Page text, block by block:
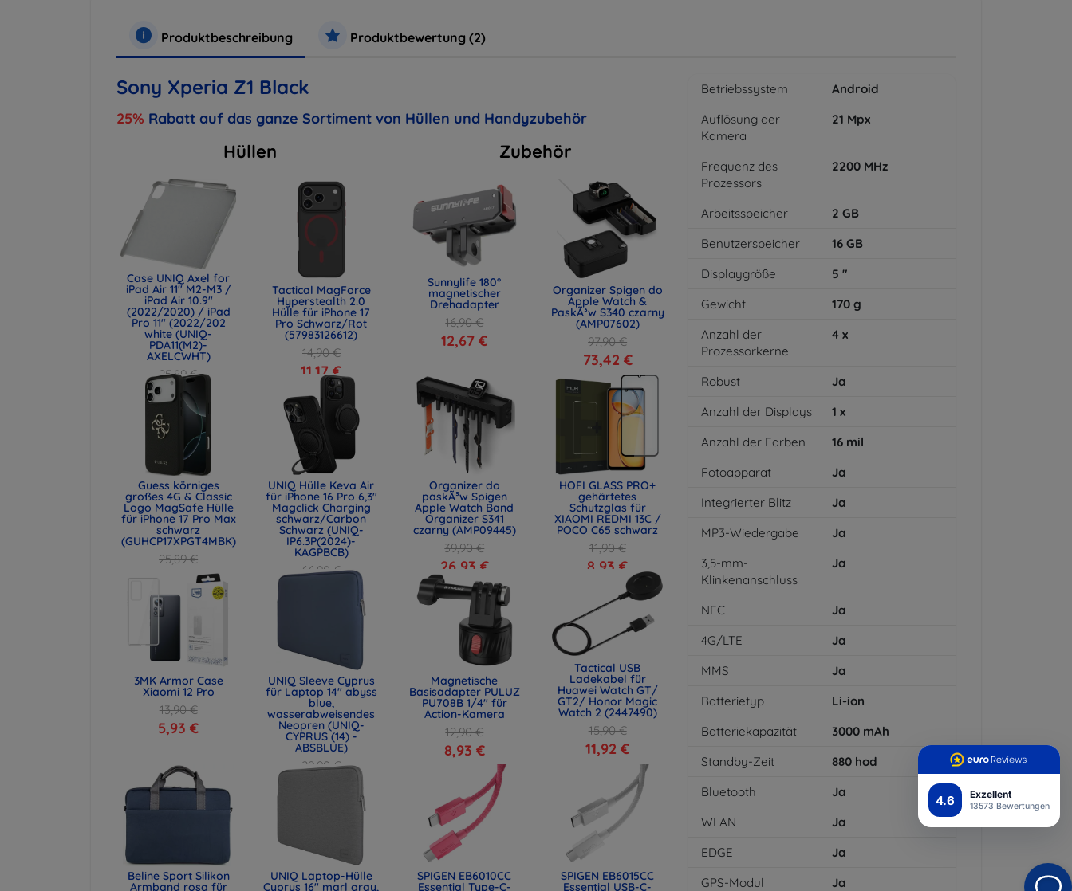
4.6 Exzellent
13573 Bewertungen
Produktbeschreibung Produktbewertung (2)
Sony Xperia Z1 Black
25% Rabatt auf das ganze Sortiment von Hüllen und Handyzubehör
Hüllen
Case UNIQ Axel for
iPad Air 11" M2-M3 /
iPad Air 10.9"
(2022/2020) / iPad
Pro 11" (2022/202
white (UNIQ-
PDA11(M2)-
AXELCWHT)
25,89 €
19,42 €
Tactical MagForce
Hyperstealth 2.0
Hülle für iPhone 17
Pro Schwarz/Rot
(57983126612)
14,90 €
11,17 €
Guess körniges
großes 4G & Classic
Logo MagSafe Hülle
für iPhone 17 Pro Max
schwarz
(GUHCP17XPGT4MBK)
25,89 €
19,42 €
UNIQ Hülle Keva Air
für iPhone 16 Pro 6,3"
Magclick Charging
schwarz/Carbon
Schwarz (UNIQ-
IP6.3P(2024)-
KAGPBCB)
66,90 €
3MK Armor Case
Xiaomi 12 Pro
13,90 €
5,93 €
UNIQ Sleeve Cyprus
für Laptop 14" abyss
blue,
wasserabweisendes
Neopren (UNIQ-
CYPRUS (14) -
ABSBLUE)
29,90 €
Beline Sport Silikon
Armband rosa für
UNIQ Laptop-Hülle
Cyprus 16" marl gray,
Zubehör
Sunnylife 180°
magnetischer
Drehadapter
16,90 €
12,67 €
Organizer Spigen do
Apple Watch &
PaskÃ³w S340 czarny
(AMP07602)
97,90 €
73,42 €
Organizer do
paskÃ³w Spigen
Apple Watch Band
Organizer S341
czarny (AMP09445)
39,90 €
26,93 €
HOFI GLASS PRO+
gehärtetes
Schutzglas für
XIAOMI REDMI 13C /
POCO C65 schwarz
11,90 €
8,93 €
Magnetische
Basisadapter PULUZ
PU708B 1/4" für
Action-Kamera
12,90 €
8,93 €
Tactical USB
Ladekabel für
Huawei Watch GT/
GT2/ Honor Magic
Watch 2 (2447490)
15,90 €
11,92 €
SPIGEN EB6010CC
Essential Type-C-
SPIGEN EB6015CC
Essential USB-C-
Betriebssystem
Android
Auflösung der
Kamera
21 Mpx
Frequenz des
Prozessors
2200 MHz
Arbeitsspeicher 2 GB
Benutzerspeicher
16 GB
Displaygröße
5 "
Gewicht
170 g
Anzahl der
Prozessorkerne
4 x
Robust
Ja
Anzahl der Displays
1 x
Anzahl der Farben
16 mil
Fotoapparat
Ja
Integrierter Blitz
Ja
MP3-Wiedergabe
Ja
3,5-mm-
Klinkenanschluss
Ja
NFC
Ja
4G/LTE
Ja
MMS
Ja
Batterietyp
Li-ion
Batteriekapazität
3000 mAh
Standby-Zeit
880 hod
Bluetooth
Ja
WLAN
Ja
EDGE
Ja
GPS-Modul
Ja